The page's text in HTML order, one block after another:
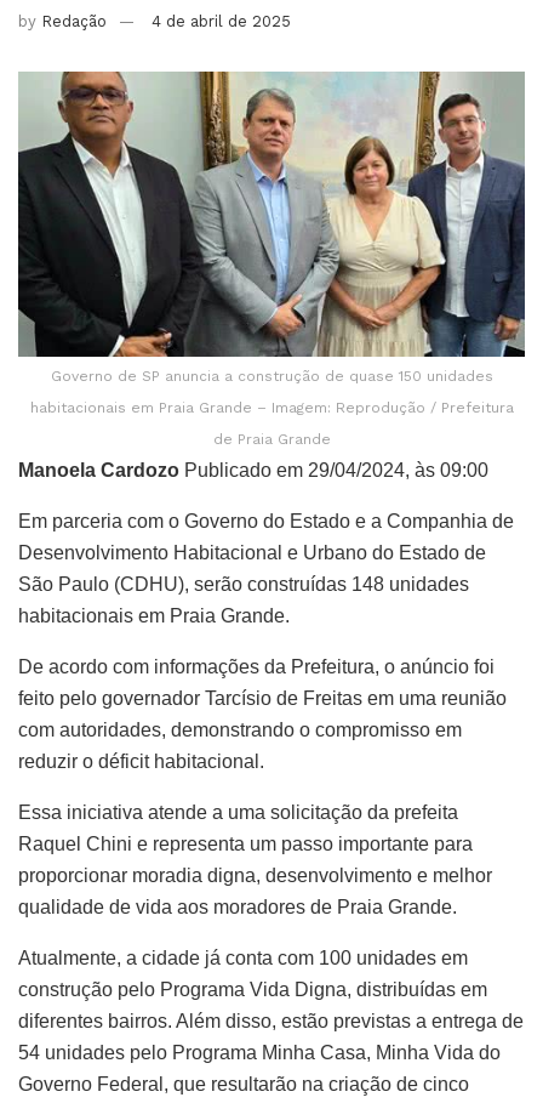
by Redação 4 de abril de 2025
Governo de SP anuncia a construção de quase 150 unidades
habitacionais em Praia Grande – Imagem: Reprodução / Prefeitura
de Praia Grande
Manoela Cardozo Publicado em 29/04/2024, às 09:00
Em parceria com o Governo do Estado e a Companhia de
Desenvolvimento Habitacional e Urbano do Estado de
São Paulo (CDHU), serão construídas 148 unidades
habitacionais em Praia Grande.
De acordo com informações da Prefeitura, o anúncio foi
feito pelo governador Tarcísio de Freitas em uma reunião
com autoridades, demonstrando o compromisso em
reduzir o déficit habitacional.
Essa iniciativa atende a uma solicitação da prefeita
Raquel Chini e representa um passo importante para
proporcionar moradia digna, desenvolvimento e melhor
qualidade de vida aos moradores de Praia Grande.
Atualmente, a cidade já conta com 100 unidades em
construção pelo Programa Vida Digna, distribuídas em
diferentes bairros. Além disso, estão previstas a entrega de
54 unidades pelo Programa Minha Casa, Minha Vida do
Governo Federal, que resultarão na criação de cinco